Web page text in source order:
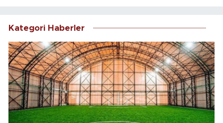
Kategori Haberler